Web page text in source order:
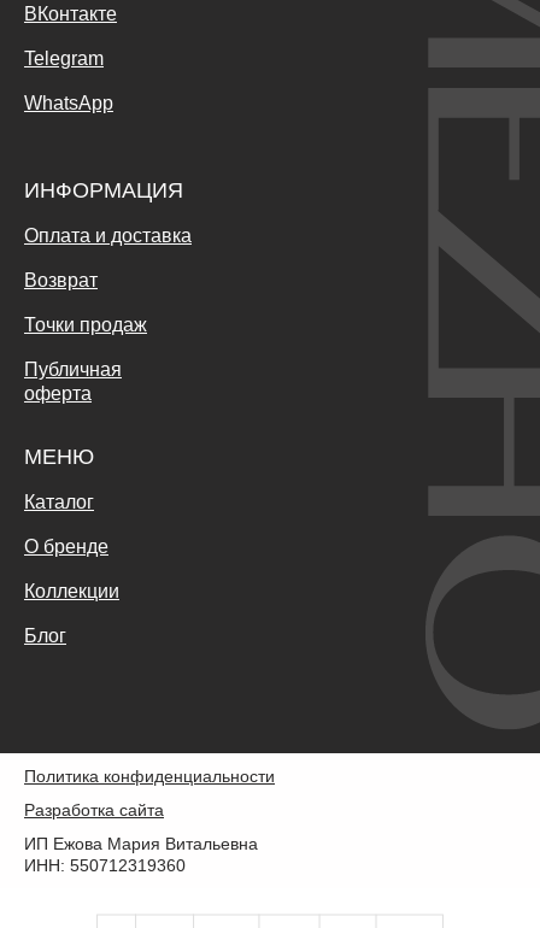
ВКонтакте
Telegram
WhatsApp
ИНФОРМАЦИЯ
Оплата и доставка
Возврат
Точки продаж
Публичная
оферта
МЕНЮ
Каталог
О бренде
Коллекции
Блог
Политика конфиденциальности
Разработка сайта
ИП Ежова Мария Витальевна
ИНН: 550712319360